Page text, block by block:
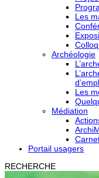
Les
Archéologie
Les
Médiation
Portail usagers
RECHERCHE